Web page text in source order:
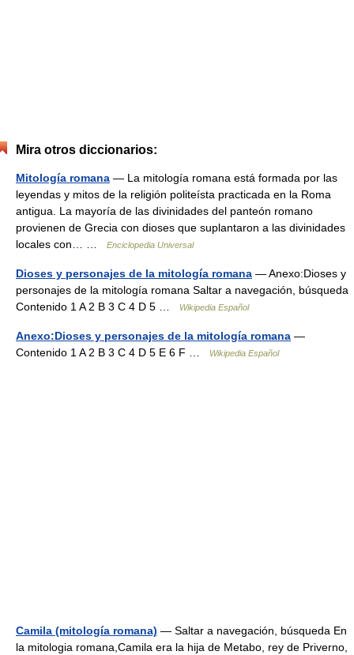
Mira otros diccionarios:
Mitología romana — La mitología romana está formada por las
leyendas y mitos de la religión politeísta practicada en la Roma
antigua. La mayoría de las divinidades del panteón romano
provienen de Grecia con dioses que suplantaron a las divinidades
locales con… …
Enciclopedia Universal
Dioses y personajes de la mitología romana — Anexo:Dioses y
personajes de la mitología romana Saltar a navegación, búsqueda
Contenido 1 A 2 B 3 C 4 D 5 …
Wikipedia Español
Anexo:Dioses y personajes de la mitología romana —
Contenido 1 A 2 B 3 C 4 D 5 E 6 F …
Wikipedia Español
Camila (mitología romana) — Saltar a navegación, búsqueda En
la mitologia romana,Camila era la hija de Metabo, rey de Priverno,